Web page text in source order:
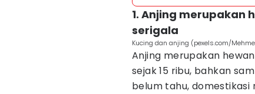
1. Anjing merupakan
serigala
Kucing dan anjing (pexels.com/
Anjing merupakan
sejak 15 ribu, bahkan
belum tahu,